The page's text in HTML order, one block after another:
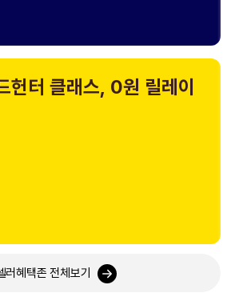
헌터 클래스, 0원 릴레이
러혜택존 전체보기